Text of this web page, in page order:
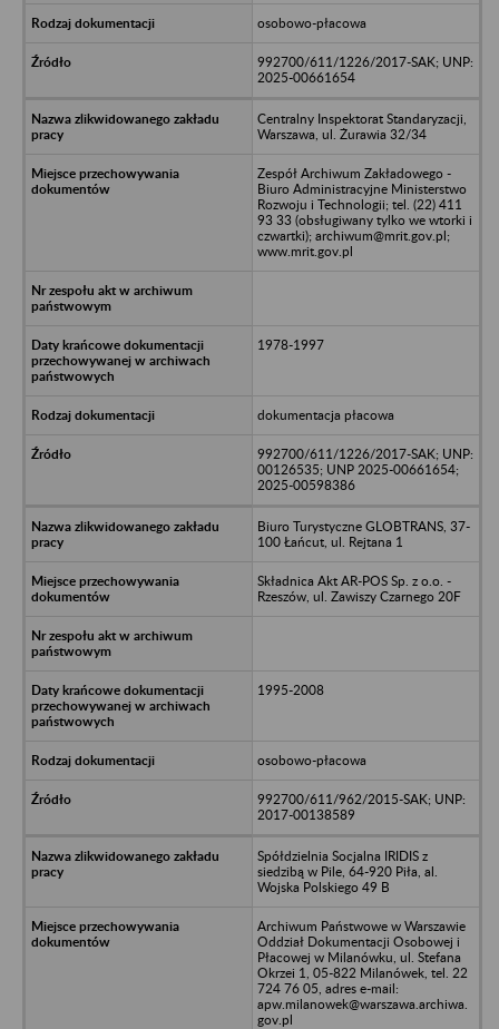
osobowo-płacowa
992700/611/1226/2017-SAK; UNP:
2025-00661654
Centralny Inspektorat Standaryzacji,
Warszawa, ul. Żurawia 32/34
Zespół Archiwum Zakładowego -
Biuro Administracyjne Ministerstwo
Rozwoju i Technologii; tel. (22) 411
93 33 (obsługiwany tylko we wtorki i
czwartki); archiwum@mrit.gov.pl;
www.mrit.gov.pl
1978-1997
dokumentacja płacowa
992700/611/1226/2017-SAK; UNP:
00126535; UNP 2025-00661654;
2025-00598386
Biuro Turystyczne GLOBTRANS, 37-
100 Łańcut, ul. Rejtana 1
Składnica Akt AR-POS Sp. z o.o. -
Rzeszów, ul. Zawiszy Czarnego 20F
1995-2008
osobowo-płacowa
992700/611/962/2015-SAK; UNP:
2017-00138589
Spółdzielnia Socjalna IRIDIS z
siedzibą w Pile, 64-920 Piła, al.
Wojska Polskiego 49 B
Archiwum Państwowe w Warszawie
Oddział Dokumentacji Osobowej i
Płacowej w Milanówku, ul. Stefana
Okrzei 1, 05-822 Milanówek, tel. 22
724 76 05, adres e-mail:
apw.milanowek@warszawa.archiwa.
gov.pl